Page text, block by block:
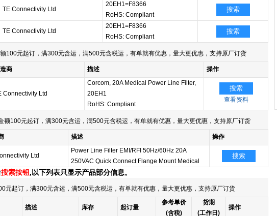
TE Connectivity Ltd
20EH1=F8366
RoHS: Compliant
搜索
TE Connectivity Ltd
20EH1=F8366
RoHS: Compliant
搜索
100元起订，满300元含运，满500元含税运，有单就有优惠，量大更优惠，支持原厂订货
商 描述 操作
Connectivity Ltd
Corcom, 20A Medical Power Line Filter,
20EH1
RoHS: Compliant
搜索
查看资料
额100元起订，满300元含运，满500元含税运，有单就有优惠，量大更优惠，支持原厂订货
描述
操作
Ltd
Power Line Filter EMI/RFI 50Hz/60Hz 20A
250VAC Quick Connect Flange Mount Medical
搜索
搜索按钮,以下列表只显示产品部分信息。
元起订，满300元含运，满500元含税运，有单就有优惠，量大更优惠，支持原厂订货
描述 库存 起订量
参考单价
(含税)
货期
(工作日)
操作